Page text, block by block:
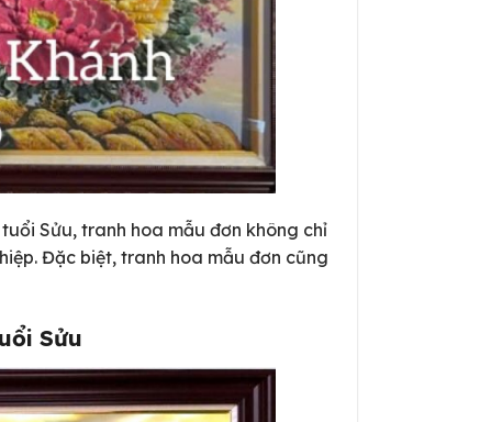
Sửu, tranh hoa mẫu đơn không chỉ
Đặc biệt, tranh hoa mẫu đơn cũng
Sửu